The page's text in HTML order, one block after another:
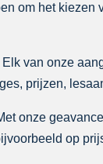
om het kiezen
Elk van onze
prijzen,
onze
op